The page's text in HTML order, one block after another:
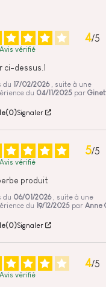
4/5
Avis vérifié
ci-dessus.1
du 17/02/2026
, suite à une
du 04/11/2025 par
(0)Signaler
5/5
Avis vérifié
produit
du 06/01/2026
, suite à une
du 19/12/2025 par Anne
(0)Signaler
4/5
Avis vérifié